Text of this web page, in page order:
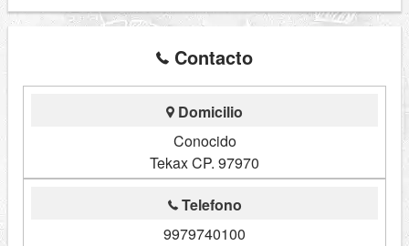
Contacto
Domicilio
Conocido
Tekax CP. 97970
Telefono
9979740100